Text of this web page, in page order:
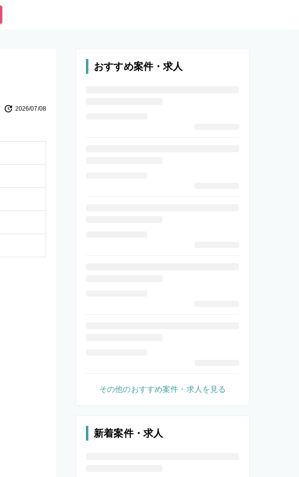
2026/07/08
おすすめ案件・求人
その他のおすすめ案件・求人を見る
新着案件・求人